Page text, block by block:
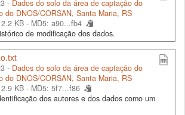
- Dados do solo da área de captação do
do DNOS/CORSAN, Santa Maria, RS
KB - MD5: a90...fb4
de modificação dos dados.
- Dados do solo da área de captação do
do DNOS/CORSAN, Santa Maria, RS
KB - MD5: 5f7...f86
dos autores e dos dados como um